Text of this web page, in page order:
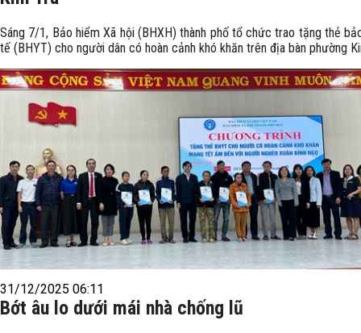
Sáng 7/1, Bảo hiểm Xã hội (BHXH) thành phố tổ chức trao tặng thẻ
tế (BHYT) cho người dân có hoàn cảnh khó khăn trên địa bàn phường
31/12/2025 06:11
Bớt âu lo dưới mái nhà chống lũ